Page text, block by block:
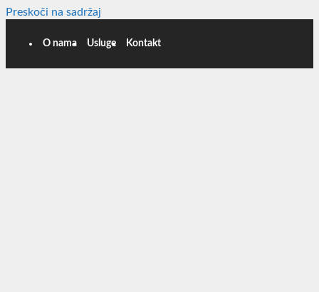
Preskoči na sadržaj
O nama Usluge Kontakt